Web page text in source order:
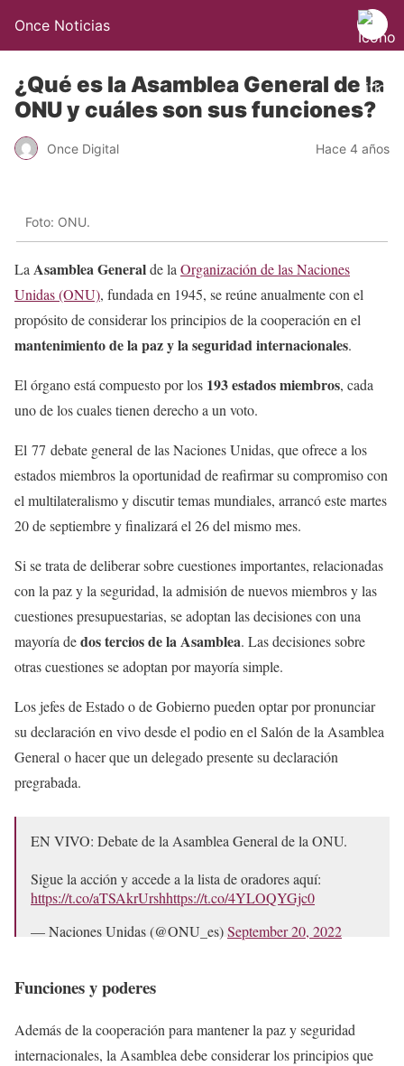
Once Noticias
¿Qué es la Asamblea General de la
ONU y cuáles son sus funciones?
Once Digital Hace 4 años
Foto: ONU.
La Asamblea Generalde la Organización de las Naciones
Unidas (ONU), fundada en 1945, se reúne anualmente con el
propósito de considerar los principios de la cooperación en el
mantenimiento de la paz y la seguridad internacionales.
El órgano está compuesto por los 193 estados miembros, cada
uno de los cuales tienen derecho a un voto.
El 77 debate general de las Naciones Unidas, que ofrece a los
estados miembros la oportunidad de reafirmar su compromiso con
el multilateralismo y discutir temas mundiales, arrancó este martes
20 de septiembre y finalizará el 26 del mismo mes.
Si se trata de deliberar sobre cuestiones importantes, relacionadas
con la paz y la seguridad, la admisión de nuevos miembros y las
cuestiones presupuestarias, se adoptan las decisiones con una
mayoría dedos tercios de la Asamblea. Las decisiones sobre
otras cuestiones se adoptan por mayoría simple.
Los jefes de Estado o de Gobierno pueden optar por pronunciar
su declaración en vivo desde el podio en el Salón de la Asamblea
General o hacer que un delegado presente su declaración
pregrabada.
EN VIVO: Debate de la Asamblea General de la ONU.
Sigue la acción y accede a la lista de oradores aquí:
https://t.co/aTSAkrUrshhttps://t.co/4YLOQYGjc0
— Naciones Unidas (@ONU_es)September 20, 2022
Funciones y poderes
Además de la cooperación para mantener la paz y seguridad
internacionales, la Asamblea debe considerar los principios que